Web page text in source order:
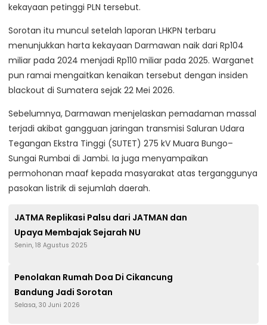
kekayaan petinggi PLN tersebut.
Sorotan itu muncul setelah laporan LHKPN terbaru
menunjukkan harta kekayaan Darmawan naik dari Rp104
miliar pada 2024 menjadi Rp110 miliar pada 2025. Warganet
pun ramai mengaitkan kenaikan tersebut dengan insiden
blackout di Sumatera sejak 22 Mei 2026.
Sebelumnya, Darmawan menjelaskan pemadaman massal
terjadi akibat gangguan jaringan transmisi Saluran Udara
Tegangan Ekstra Tinggi (SUTET) 275 kV Muara Bungo–
Sungai Rumbai di Jambi. Ia juga menyampaikan
permohonan maaf kepada masyarakat atas terganggunya
pasokan listrik di sejumlah daerah.
JATMA Replikasi Palsu dari JATMAN dan
Upaya Membajak Sejarah NU
Senin, 18 Agustus 2025
Penolakan Rumah Doa Di Cikancung
Bandung Jadi Sorotan
Selasa, 30 Juni 2026